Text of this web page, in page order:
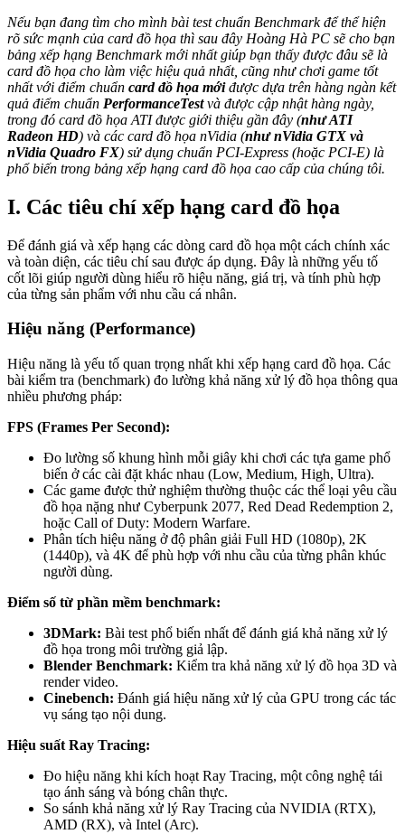
Nếu bạn đang tìm cho mình bài test chuẩn Benchmark để thể hiện
rõ sức mạnh của card đồ họa thì sau đây Hoàng Hà PC sẽ cho bạn
bảng xếp hạng Benchmark mới nhất giúp bạn thấy được đâu sẽ là
card đồ họa cho làm việc hiệu quả nhất, cũng như chơi game tốt
nhấtvới điểm chuẩn card đồ họa mớiđược dựa trên hàng ngàn kết
quả điểm chuẩn PerformanceTestvà được cập nhật hàng ngày,
trong đó card đồ họa ATI được giới thiệu gần đây (như ATI
Radeon HD) và các card đồ họa nVidia (như nVidia GTX và
nVidia Quadro FX) sử dụng chuẩn PCI-Express (hoặc PCI-E) là
phổ biến trong bảng xếp hạng card đồ họa cao cấp của chúng tôi.
I. Các tiêu chí xếp hạng card đồ họa
Để đánh giá và xếp hạng các dòng card đồ họa một cách chính xác
và toàn diện, các tiêu chí sau được áp dụng. Đây là những yếu tố
cốt lõi giúp người dùng hiểu rõ hiệu năng, giá trị, và tính phù hợp
của từng sản phẩm với nhu cầu cá nhân.
Hiệu năng (Performance)
Hiệu năng là yếu tố quan trọng nhất khi xếp hạng card đồ họa. Các
bài kiểm tra (benchmark) đo lường khả năng xử lý đồ họa thông qua
nhiều phương pháp:
FPS (Frames Per Second):
Đo lường số khung hình mỗi giây khi chơi các tựa game phổ
biến ở các cài đặt khác nhau (Low, Medium, High, Ultra).
Các game được thử nghiệm thường thuộc các thể loại yêu cầu
đồ họa nặng như Cyberpunk 2077, Red Dead Redemption 2,
hoặc Call of Duty: Modern Warfare.
Phân tích hiệu năng ở độ phân giải Full HD (1080p), 2K
(1440p), và 4K để phù hợp với nhu cầu của từng phân khúc
người dùng.
Điểm số từ phần mềm benchmark:
3DMark: Bài test phổ biến nhất để đánh giá khả năng xử lý
đồ họa trong môi trường giả lập.
Blender Benchmark: Kiểm tra khả năng xử lý đồ họa 3D và
render video.
Cinebench: Đánh giá hiệu năng xử lý của GPU trong các tác
vụ sáng tạo nội dung.
Hiệu suất Ray Tracing:
Đo hiệu năng khi kích hoạt Ray Tracing, một công nghệ tái
tạo ánh sáng và bóng chân thực.
So sánh khả năng xử lý Ray Tracing của NVIDIA (RTX),
AMD (RX), và Intel (Arc).